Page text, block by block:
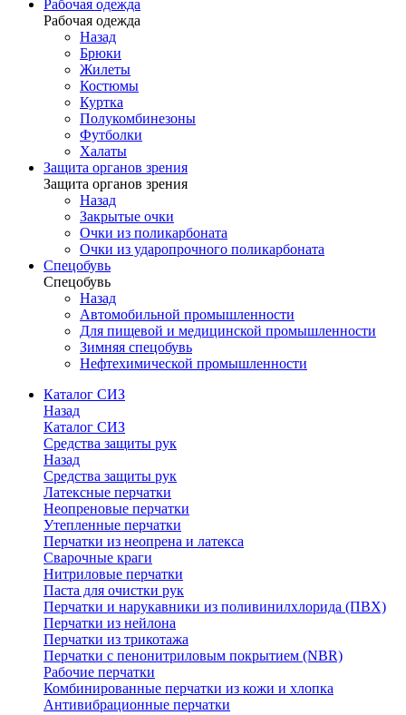
Рабочая одежда
Рабочая одежда
Назад
Брюки
Жилеты
Костюмы
Куртка
Полукомбинезоны
Футболки
Халаты
Защита органов зрения
Защита органов зрения
Назад
Закрытые очки
Очки из поликарбоната
Очки из ударопрочного поликарбоната
Спецобувь
Спецобувь
Назад
Автомобильной промышленности
Для пищевой и медицинской промышленности
Зимняя спецобувь
Нефтехимической промышленности
Каталог СИЗ
Назад
Каталог СИЗ
Средства защиты рук
Назад
Средства защиты рук
Латексные перчатки
Неопреновые перчатки
Утепленные перчатки
Перчатки из неопрена и латекса
Сварочные краги
Нитриловые перчатки
Паста для очистки рук
Перчатки и нарукавники из поливинилхлорида (ПВХ)
Перчатки из нейлона
Перчатки из трикотажа
Перчатки с пенонитриловым покрытием (NBR)
Рабочие перчатки
Комбинированные перчатки из кожи и хлопка
Антивибрационные перчатки